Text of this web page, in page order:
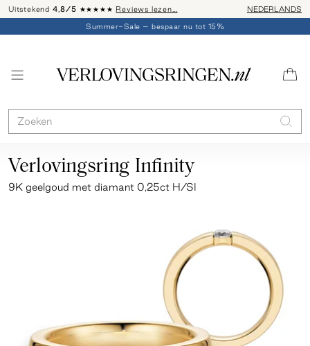
Uitstekend 4,8/5 ★★★★★ Reviews lezen… Advies: 020 -
NEDERLANDS
Summer-Sale – bespaar nu tot 15%
Verlovingsring Infinity
9K geelgoud met diamant 0,25ct H/SI